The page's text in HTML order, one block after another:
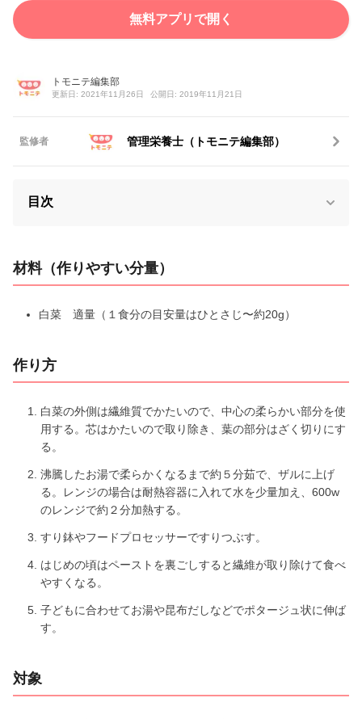
無料アプリで開く
トモニテ編集部
更新日: 2021年11月26日 公開日: 2019年11月21日
監修者 管理栄養士（トモニテ編集部）
目次
材料（作りやすい分量）
白菜 適量（１食分の目安量はひとさじ〜約20g）
作り方
白菜の外側は繊維質でかたいので、中心の柔らかい部分を使
用する。芯はかたいので取り除き、葉の部分はざく切りにす
る。
沸騰したお湯で柔らかくなるまで約５分茹で、ザルに上げ
る。レンジの場合は耐熱容器に入れて水を少量加え、600w
のレンジで約２分加熱する。
すり鉢やフードプロセッサーですりつぶす。
はじめの頃はペーストを裏ごしすると繊維が取り除けて食べ
やすくなる。
子どもに合わせてお湯や昆布だしなどでポタージュ状に伸ば
す。
対象